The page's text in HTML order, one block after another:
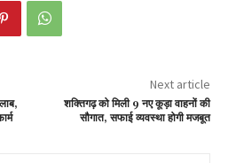
Next article
शक्तिगढ़ को मिली 9 नए कूड़ा वाहनों की
सौगात, सफाई व्यवस्था होगी मजबूत